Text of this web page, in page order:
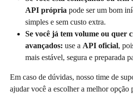
API própria pode ser um bom
simples e sem custo extra.
Se você já tem volume ou quer
avançados: use a API oficial,
mais estável, segura e preparada
Em caso de dúvidas, nosso time de
ajudar você a escolher a melhor opção